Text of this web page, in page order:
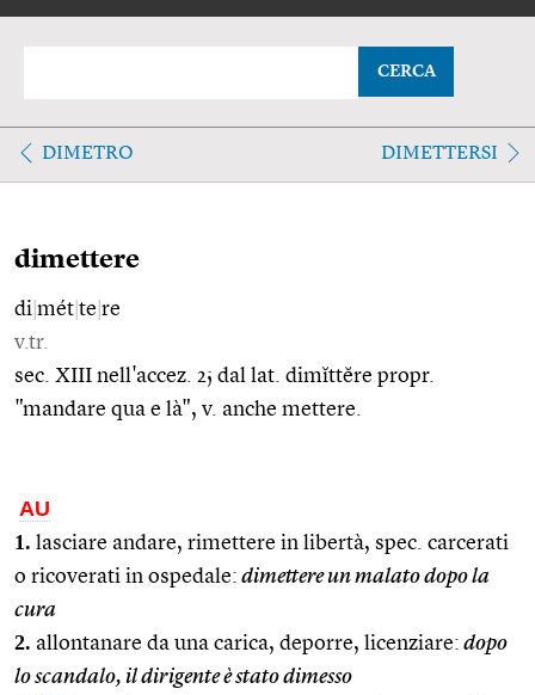
CERCA
DIMETRO DIMETTERSI
dimettere
di mét te re
v.tr.
sec. XIII nell'accez. 2; dal lat. dimĭttĕre propr.
"mandare qua e là", v. anche mettere.
AU
1. lasciare andare, rimettere in libertà, spec. carcerati
o ricoverati in ospedale: dimettere un malato dopo la
cura
2. allontanare da una carica, deporre, licenziare: dopo
lo scandalo, il dirigente è stato dimesso